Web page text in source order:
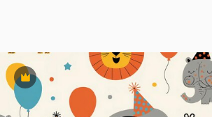
Premium